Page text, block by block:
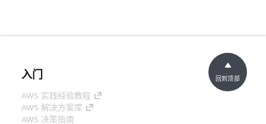
入门
AWS 实践经验教程
AWS 解决方案库
AWS 决策指南
回到顶部